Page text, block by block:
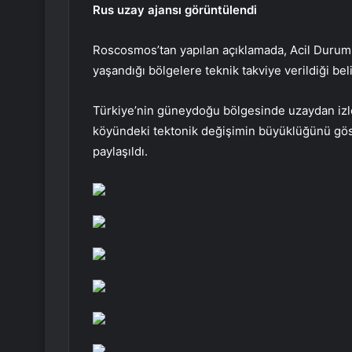
Rus uzay ajansı görüntülendi
Roscosmos’tan yapılan açıklamada, Acil
yaşandığı bölgelere teknik takviye verildiği
Türkiye’nin güneydoğu bölgesinde uzaydan
köyündeki tektonik değişimin büyüklüğünü
paylaşıldı.